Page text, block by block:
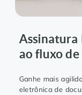
Assinatura
ao fluxo
Ganhe mais
eletrônica de